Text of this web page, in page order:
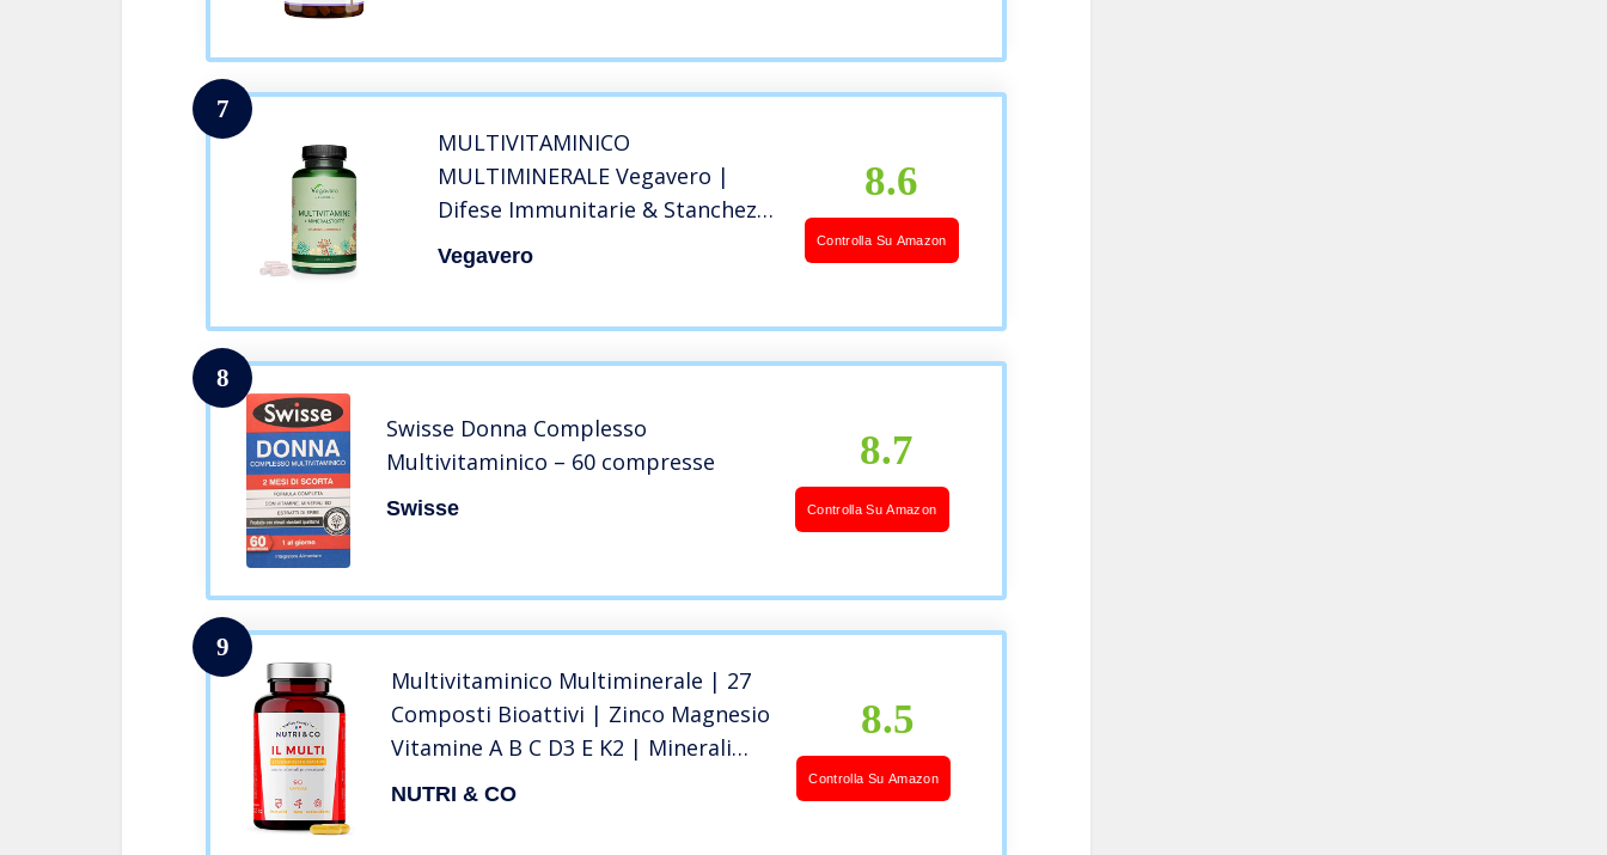
7
MULTIVITAMINICO
MULTIMINERALE Vegavero |
Difese Immunitarie & Stanchezza
| L’UNICO SENZA ADDITIVI |
Integratore per Uomo e Donna |
Vegavero
8.6
Controlla Su Amazon
8
Swisse Donna Complesso
Multivitaminico – 60 compresse
Swisse
8.7
Controlla Su Amazon
9
Multivitaminico Multiminerale | 27
Composti Bioattivi | Zinco Magnesio
Vitamine A B C D3 E K2 | Minerali
Alto Assorbimento | Integratore per
NUTRI & CO
8.5
Controlla Su Amazon